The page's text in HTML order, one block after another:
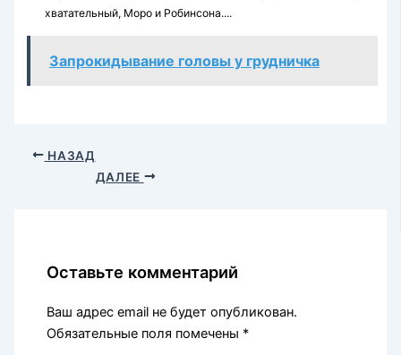
хватательный, Моро и Робинсона....
Запрокидывание головы у грудничка
НАЗАД
ДАЛЕЕ
Оставьте комментарий
Ваш адрес email не будет опубликован.
Обязательные поля помечены *